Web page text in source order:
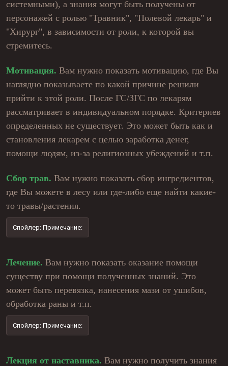
системными), а знания могут быть получены от
персонажей с ролью "Травник", "Полевой лекарь" и
"Хирург", в зависимости от роли, к которой вы
стремитесь.
Мотивация. Вам нужно показать мотивацию, где Вы
наглядно показываете по какой причине решили
прийти к этой роли. После ГС/ЗГС по лекарям
рассматривает в индивидуальном порядке. Критериев
определенных не существует. Это может быть как и
становления лекарем с целью заработка денег,
помощи людям, из-за религиозных убеждений и т.п.
Сбор трав. Вам нужно показать сбор ингредиентов,
где Вы можете в лесу или где-либо еще найти какие-
то травы/растения.
Спойлер: Примечание:
Лечение. Вам нужно показать оказание помощи
существу при помощи полученных знаний. Это
может быть перевязка, нанесения мази от ушибов,
обработка раны и т.п.
Спойлер: Примечание:
Лекция от наставника. Вам нужно получить знания